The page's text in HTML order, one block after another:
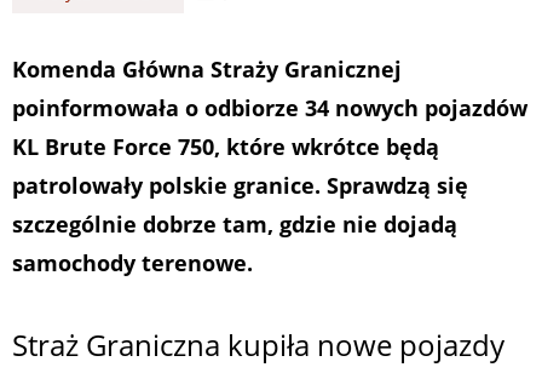
Komenda Główna Straży Granicznej
poinformowała o odbiorze 34 nowych pojazdów
KL Brute Force 750, które wkrótce będą
patrolowały polskie granice. Sprawdzą się
szczególnie dobrze tam, gdzie nie dojadą
samochody terenowe.
Straż Graniczna kupiła nowe pojazdy